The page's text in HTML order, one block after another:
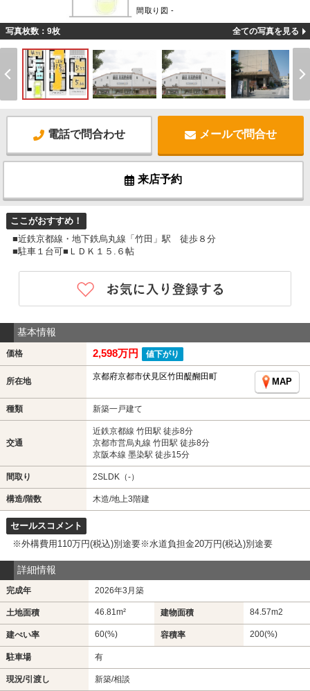
間取り図 -
写真枚数：9枚 全ての写真を見る
電話で問合わせ メールで問合せ
来店予約
ここがおすすめ！
■近鉄京都線・地下鉄烏丸線「竹田」駅 徒歩８分
■駐車１台可■ＬＤＫ１５.６帖
基本情報
価格 2,598万円 値下がり
所在地 京都府京都市伏見区竹田醍醐田町
MAP
種類 新築一戸建て
交通
近鉄京都線 竹田駅 徒歩8分
京都市営烏丸線 竹田駅 徒歩8分
京阪本線 墨染駅 徒歩15分
間取り 2SLDK（-）
構造/階数 木造/地上3階建
セールスコメント
※外構費用110万円(税込)別途要※水道負担金20万円(税込)別途要
詳細情報
完成年 2026年3月築
土地面積 46.81m² 建物面積 84.57m2
建ぺい率 60(%) 容積率 200(%)
駐車場 有
現況/引渡し 新築/相談